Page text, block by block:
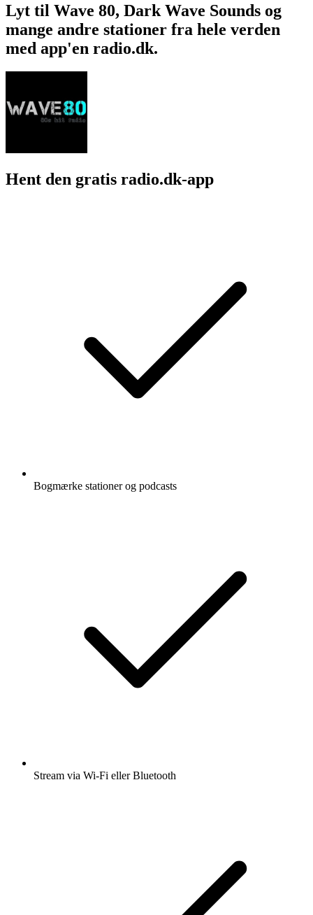
Lyt til Wave 80, Dark Wave Sounds og
mange andre stationer fra hele verden
med app'en radio.dk.
Hent den gratis radio.dk-app
Bogmærke stationer og podcasts
Stream via Wi-Fi eller Bluetooth